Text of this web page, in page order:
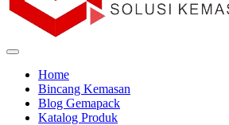
Home
Bincang Kemasan
Blog Gemapack
Katalog Produk